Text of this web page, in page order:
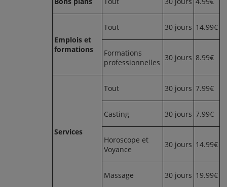
Emplois et
formations
Tout 30 jours 14.99€
Formations
professionnelles
30 jours 8.99€
Services
Tout 30 jours 7.99€
Casting 30 jours 7.99€
Horoscope et
Voyance
30 jours 14.99€
Massage 30 jours 19.99€